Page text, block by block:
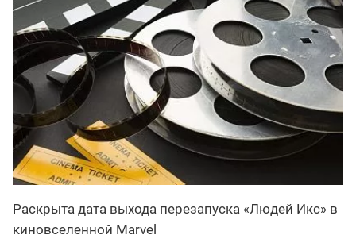
Раскрыта дата выхода перезапуска «Людей Икс» в
киновселенной Marvel